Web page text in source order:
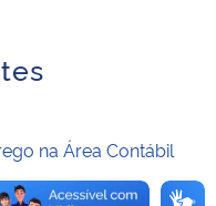
na Área Contábil